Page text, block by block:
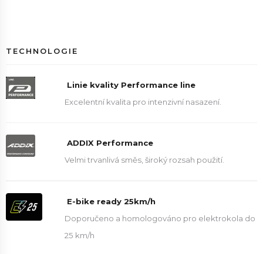
TECHNOLOGIE
Linie kvality Performance line
Excelentní kvalita pro intenzivní nasazení.
ADDIX Performance
Velmi trvanlivá směs, široký rozsah použití.
E-bike ready 25km/h
Doporučeno a homologováno pro elektrokola do
25 km/h